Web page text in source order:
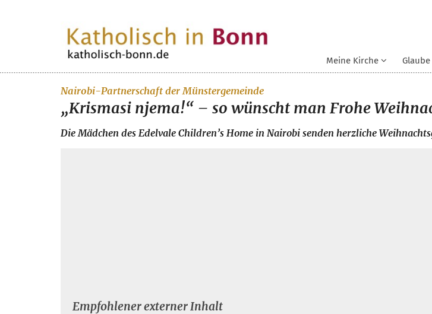
Meine Kirche Glaube
Nairobi-Partnerschaft der Münstergemeinde:
„Krismasi njema!“ – so wünscht man Frohe
Die Mädchen des Edelvale Children’s Home in Nairobi senden herzliche
Empfohlener externer Inhalt